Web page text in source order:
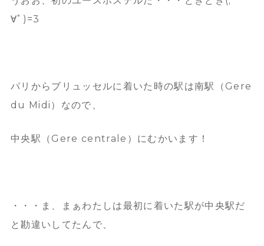
∀ﾟ)=3
パリからブリュッセルに着いた時の駅は南駅（Gere
du Midi）なので、
中央駅（Gere centrale）にむかいます！
・・・ま、まぁわたしは最初に着いた駅が中央駅だ
と勘違いしてたんで、